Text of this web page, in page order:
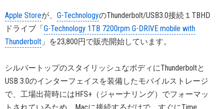
Apple Storeが、 G-TechnologyのThunderbolt/USB3.0接続１TBHD
ドライブ「G-Technology 1TB 7200rpm G-DRIVE mobile with
Thunderbolt 」を23,800円で販売開始しています。
シルバートップのスタイリッシュなボディにThunderboltと
USB 3.0のインターフェイスを装備したモバイルストレージ
で、工場出荷時にはHFS+（ジャーナリング）でフォーマッ